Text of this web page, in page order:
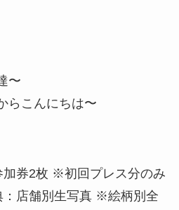
〜
らこんにちは〜
加券2枚 ※初回プレス分のみ
：店舗別生写真 ※絵柄別全